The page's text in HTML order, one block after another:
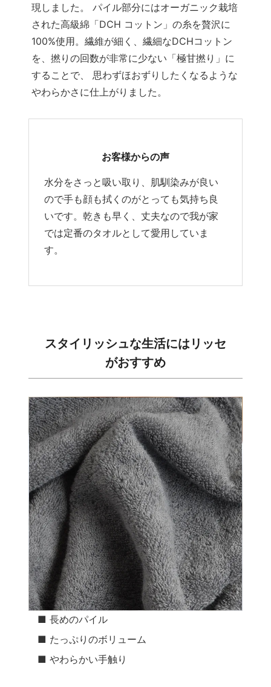
現しました。 パイル部分にはオーガニック栽培
された高級綿「DCH コットン」の糸を贅沢に
100%使用。繊維が細く、繊細なDCHコットン
を、撚りの回数が非常に少ない「極甘撚り」に
することで、 思わずほおずりしたくなるような
やわらかさに仕上がりました。
お客様からの声
水分をさっと吸い取り、肌馴染みが良い
ので手も顔も拭くのがとっても気持ち良
いです。乾きも早く、丈夫なので我が家
では定番のタオルとして愛用していま
す。
スタイリッシュな生活にはリッセ
がおすすめ
■ 長めのパイル
■ たっぷりのボリューム
■ やわらかい手触り